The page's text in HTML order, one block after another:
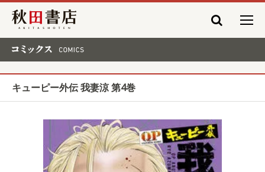
秋田書店
キューピー外伝 我妻涼 第4巻